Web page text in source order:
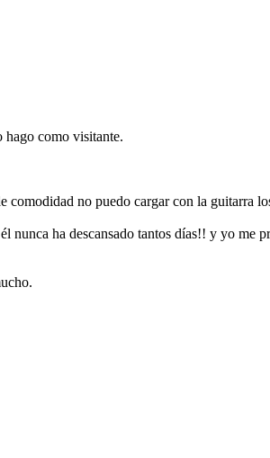
hago como visitante.
comodidad no puedo cargar con la guitarra
ha descansado tantos días!! y yo me